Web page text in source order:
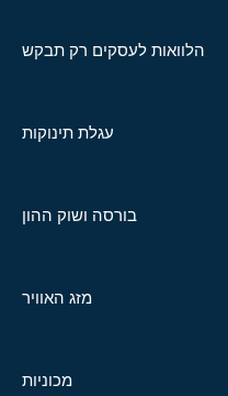
הלוואות לעסקים רק תבקש
עגלת תינוקות
בורסה ושוק ההון
מזג האוויר
מכוניות